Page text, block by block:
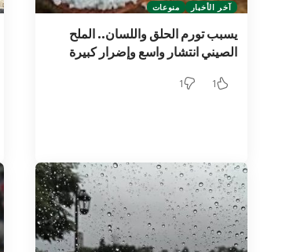
آخر الأخبار منوعات
يسبب تورم الحلق واللسان.. الملح
الصيني انتشار واسع وإضرار كبيرة
1
1